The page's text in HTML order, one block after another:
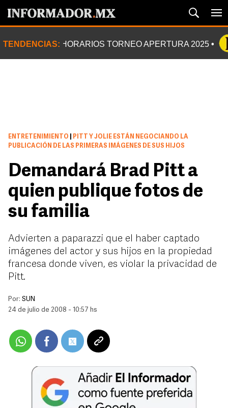
TENDENCIAS: HORARIOS TORNEO APERTURA 2025
ENTRETENIMIENTO
PITT Y JOLIE ESTÁN NEGOCIANDO LA
PUBLICACIÓN DE LAS PRIMERAS IMÁGENES DE SUS HIJOS
Demandará Brad Pitt a
quien publique fotos de
su familia
Advierten a paparazzi que el haber captado
imágenes del actor y sus hijos en la propiedad
francesa donde viven, es violar la privacidad de
Pitt.
Por: SUN
24 de julio de 2008 - 10:57 hs